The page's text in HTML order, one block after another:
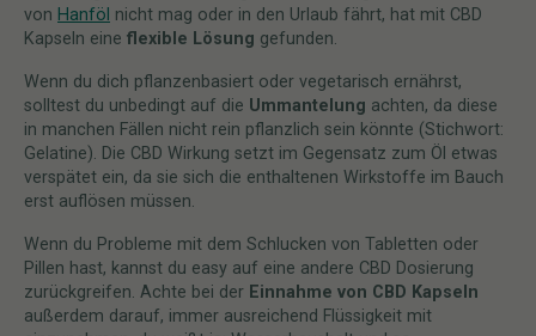
von Hanföl nicht mag oder in den Urlaub fährt, hat mit CBD
Kapseln eine flexible Lösung gefunden.
Wenn du dich pflanzenbasiert oder vegetarisch ernährst,
solltest du unbedingt auf die Ummantelung achten, da diese
in manchen Fällen nicht rein pflanzlich sein könnte (Stichwort:
Gelatine). Die CBD Wirkung setzt im Gegensatz zum Öl etwas
verspätet ein, da sie sich die enthaltenen Wirkstoffe im Bauch
erst auflösen müssen.
Wenn du Probleme mit dem Schlucken von Tabletten oder
Pillen hast, kannst du easy auf eine andere CBD Dosierung
zurückgreifen. Achte bei der Einnahme von CBD Kapseln
außerdem darauf, immer ausreichend Flüssigkeit mit